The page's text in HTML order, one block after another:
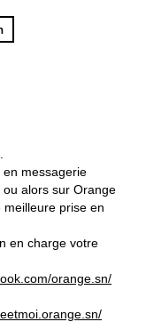
messagerie
alors sur Orange
prise en
en charge votre
orange.sn/